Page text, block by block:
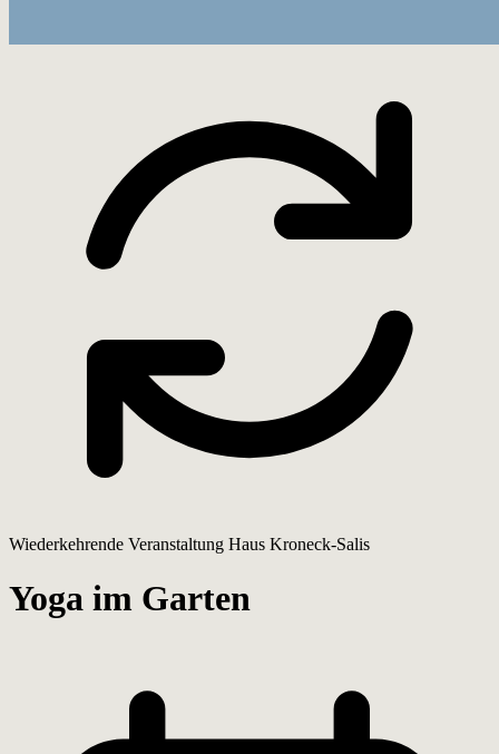
Wiederkehrende Veranstaltung Haus Kroneck-Salis
Yoga im Garten